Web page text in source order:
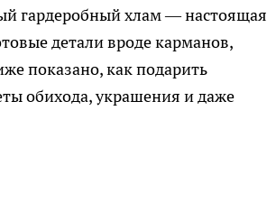
гардеробный хлам — настоящая
детали вроде карманов,
показано, как подарить
обихода, украшения и даже